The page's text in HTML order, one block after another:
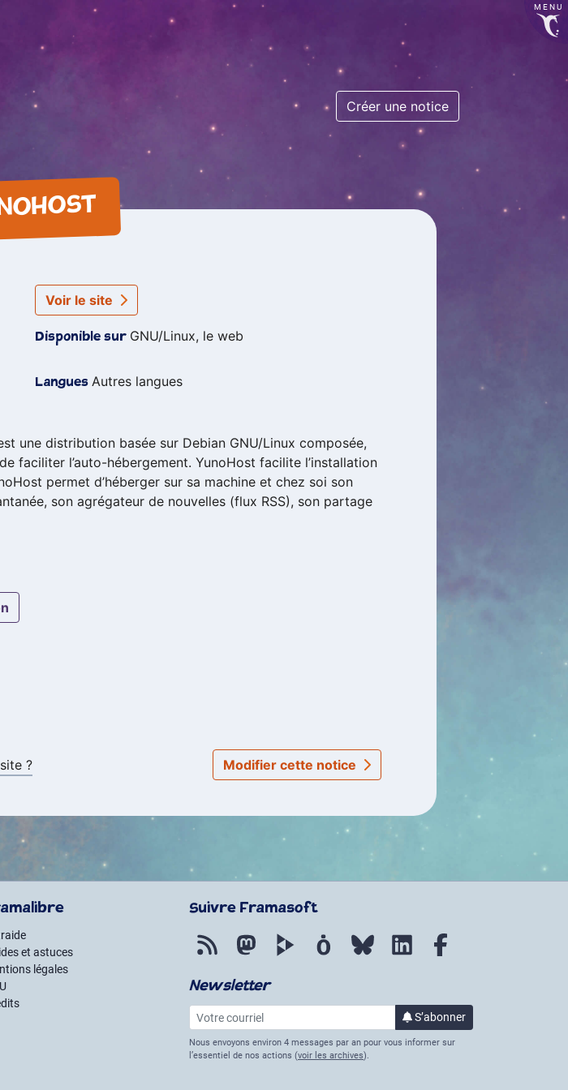
MENU
Créer une notice
Voir le site
Disponible sur GNU/Linux, le web
Langues Autres langues
une distribution basée sur Debian GNU/Linux composée,
faciliter l’auto-hébergement. YunoHost facilite l’installation
permet d’héberger sur sa machine et chez soi son
son agrégateur de nouvelles (flux RSS), son partage
? Modifier cette notice
et astuces
légales
Suivre Framasoft
Flux RSS MastodonPeerTube Mobilizon Bluesky LinkedIn
Newsletter
Votre courriel
S’abonner
à la lettre d’informations
Nous envoyons environ 4 messages par an pour vous informer sur
l’essentiel de nos actions (voir les archives).